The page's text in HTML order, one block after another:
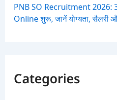
PNB SO Recruitment 2026:
Online शुरू, जानें योग्यता, सैलरी
Categories